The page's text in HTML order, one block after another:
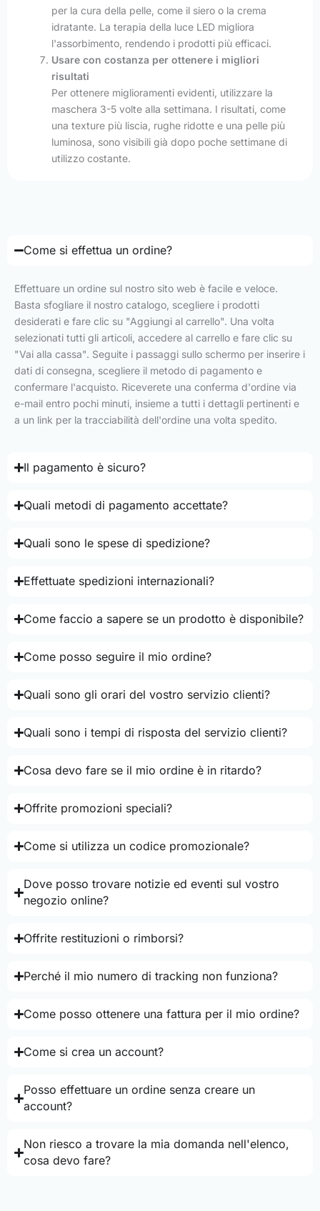
per la cura della pelle, come il siero o la crema
idratante. La terapia della luce LED migliora
l'assorbimento, rendendo i prodotti più efficaci.
Usare con costanza per ottenere i migliori
risultati
Per ottenere miglioramenti evidenti, utilizzare la
maschera 3-5 volte alla settimana. I risultati, come
una texture più liscia, rughe ridotte e una pelle più
luminosa, sono visibili già dopo poche settimane di
utilizzo costante.
Come si effettua un ordine?
Effettuare un ordine sul nostro sito web è facile e veloce.
Basta sfogliare il nostro catalogo, scegliere i prodotti
desiderati e fare clic su "Aggiungi al carrello". Una volta
selezionati tutti gli articoli, accedere al carrello e fare clic su
"Vai alla cassa". Seguite i passaggi sullo schermo per inserire i
dati di consegna, scegliere il metodo di pagamento e
confermare l'acquisto. Riceverete una conferma d'ordine via
e-mail entro pochi minuti, insieme a tutti i dettagli pertinenti e
a un link per la tracciabilità dell'ordine una volta spedito.
Il pagamento è sicuro?
Quali metodi di pagamento accettate?
Quali sono le spese di spedizione?
Effettuate spedizioni internazionali?
Come faccio a sapere se un prodotto è disponibile?
Come posso seguire il mio ordine?
Quali sono gli orari del vostro servizio clienti?
Quali sono i tempi di risposta del servizio clienti?
Cosa devo fare se il mio ordine è in ritardo?
Offrite promozioni speciali?
Come si utilizza un codice promozionale?
Dove posso trovare notizie ed eventi sul vostro
negozio online?
Offrite restituzioni o rimborsi?
Perché il mio numero di tracking non funziona?
Come posso ottenere una fattura per il mio ordine?
Come si crea un account?
Posso effettuare un ordine senza creare un
account?
Non riesco a trovare la mia domanda nell'elenco,
cosa devo fare?